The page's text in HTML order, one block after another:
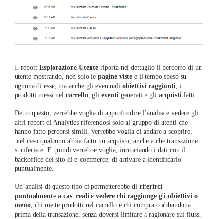
Il report Esplorazione Utente riporta nel dettaglio il percorso di un
utente mostrando, non solo le pagine viste e il tempo speso su
ognuna di esse, ma anche gli eventuali obiettivi raggiunti, i
prodotti messi nel carrello, gli eventi generati e gli acquisti fatti.
Detto questo, verrebbe voglia di approfondire l’analisi e vedere gli
altri report di Analytics riferendosi solo al gruppo di utenti che
hanno fatto percorsi simili. Verrebbe voglia di andare a scoprire,
nel caso qualcuno abbia fatto un acquisto, anche a che transazione
si riferisce. E quindi verrebbe voglia, incrociando i dati con il
backoffice del sito di e-commerce, di arrivare a identificarlo
puntualmente.
Un’analisi di questo tipo ci permetterebbe di riferirci
puntualmente a casi reali e vedere chi raggiunge gli obiettivi o
meno, chi mette prodotti nel carrello e chi compra o abbandona
prima della transazione, senza doversi limitare a ragionare sui flussi